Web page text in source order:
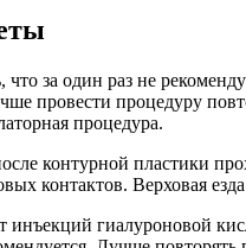
за один раз не
провести процедуру
процедура.
контурной пластики
контактов. Верховая
гиалуроновой